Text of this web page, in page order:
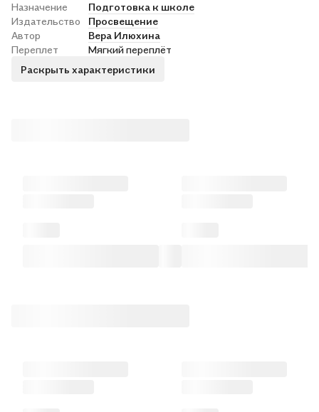
Назначение
Подготовка к школе
Издательство
Просвещение
Автор
Вера Илюхина
Переплет
Мягкий переплёт
Раскрыть характеристики